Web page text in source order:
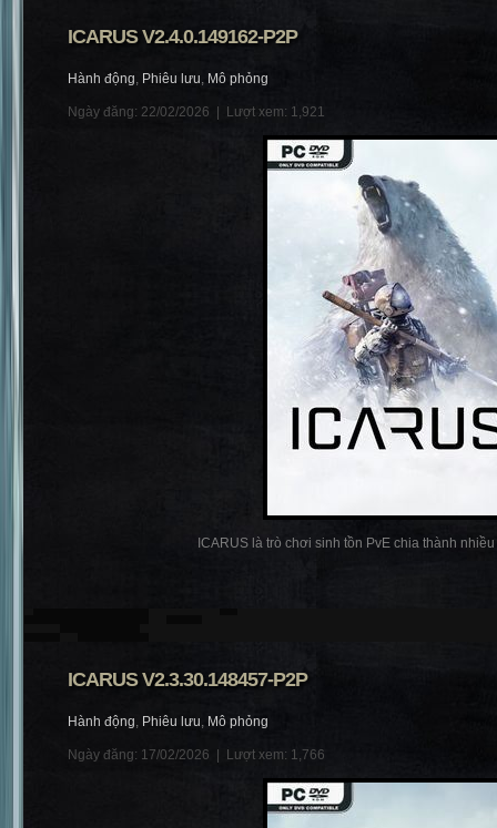
ICARUS V2.4.0.149162-P2P
Hành động, Phiêu lưu, Mô phỏng
Ngày đăng: 22/02/2026 | Lượt xem: 1,921
ICARUS là trò chơi sinh tồn PvE chia thành
ICARUS V2.3.30.148457-P2P
Hành động, Phiêu lưu, Mô phỏng
Ngày đăng: 17/02/2026 | Lượt xem: 1,766